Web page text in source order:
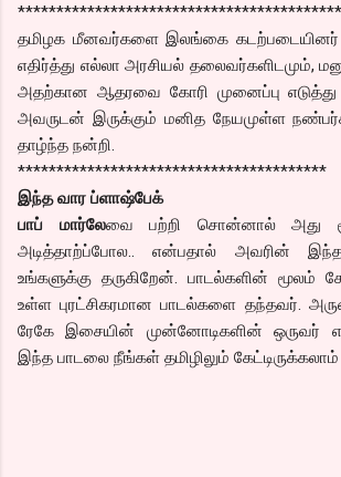
******************************************
தமிழக மீனவர்களை இலங்கை கடற்படையினர்
எதிர்த்து எல்லா அரசியல் தலைவர்களிடமும்,
அதற்கான ஆதரவை கோரி முனைப்பு எடுத்து
அவருடன் இருக்கும் மனித நேயமுள்ள
தாழ்ந்த நன்றி.
****************************************
இந்த வார ப்ளாஷ்பேக்
பாப் மார்லேவை பற்றி சொன்னால் அது
அடித்தாற்ப்போல.. என்பதால் அவரின்
உங்களுக்கு தருகிறேன். பாடல்களின் மூலம்
உள்ள புரட்சிகரமான பாடல்களை தந்தவர்.
ரேகே இசையின் முன்னோடிகளின் ஒருவர்
இந்த பாடலை நீங்கள் தமிழிலும்